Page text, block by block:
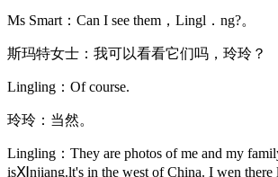
Ms Smart：Can I see them，Lingl．ng?。
斯玛特女士：我可以看看它们吗，玲玲？
Lingling：Of course.
玲玲：当然。
Lingling：They are photos of me and my
isⅪnjiang.lt's in the west of China. I wen there